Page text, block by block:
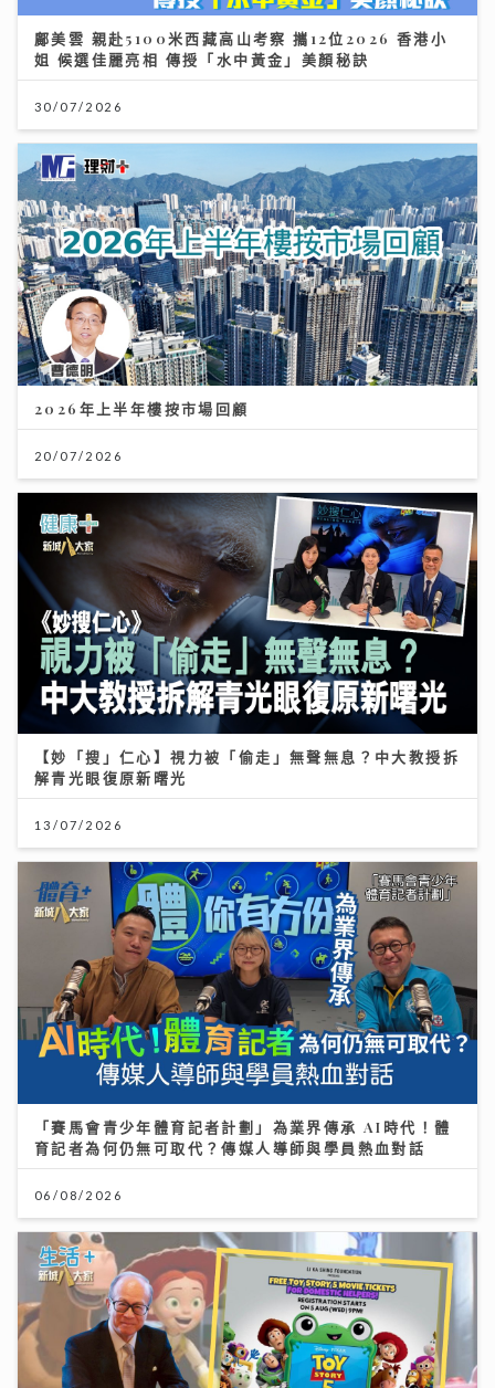
鄺美雲 親赴5100米西藏高山考察 攜12位2026 香港小
姐 候選佳麗亮相 傳授「水中黃金」美顏秘訣
30/07/2026
2026年上半年樓按市場回顧
20/07/2026
【妙「搜」仁心】視力被「偷走」無聲無息？中大教授拆
解青光眼復原新曙光
13/07/2026
「賽馬會青少年體育記者計劃」為業界傳承 AI時代！體
育記者為何仍無可取代？傳媒人導師與學員熱血對話
06/08/2026